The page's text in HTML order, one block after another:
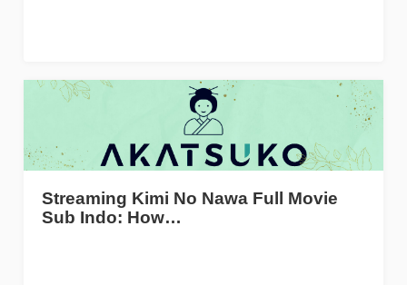
Streaming Kimi No Nawa Full Movie
Sub Indo: How…